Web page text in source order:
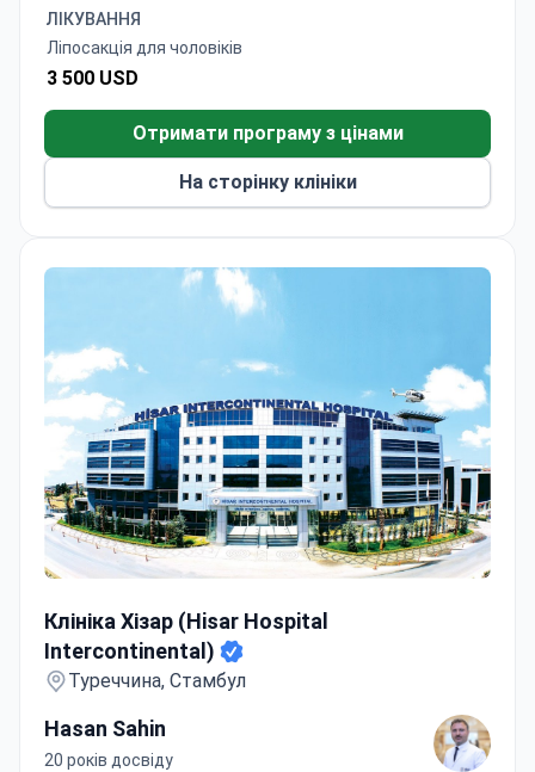
хірургів. Ліпосакція для чоловіків зазвичай
коштує близько 3500 доларів. Лікарня
обслуговує іноземних пацієнтів у спеціалізованих
ЛІКУВАННЯ
Ліпосакція для чоловіків
3 500 USD
Отримати програму з цінами
На сторінку клініки
Клініка Хізар (Hisar Hospital
Intercontinental)
Туреччина, Стамбул
Hasan Sahin
20 років досвіду